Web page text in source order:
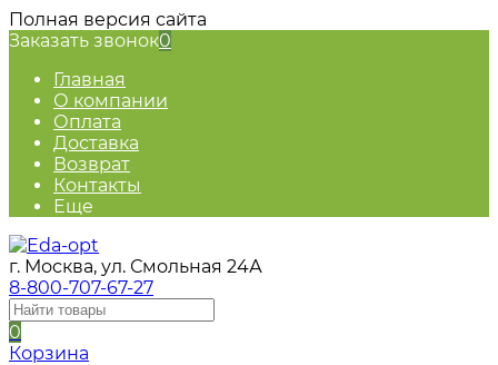
Полная версия сайта
Заказать звонок0
Главная
О компании
Оплата
Доставка
Возврат
Контакты
Еще
г. Москва, ул. Смольная 24А
8-800-707-67-27
0
Корзина